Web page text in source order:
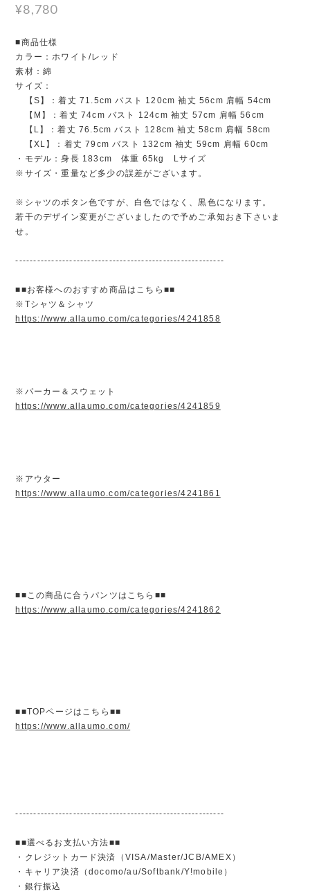
¥8,780
■商品仕様
カラー：ホワイト/レッド
素材：綿
サイズ：
【S】：着丈 71.5cm バスト 120cm 袖丈 56cm 肩幅 54cm
【M】：着丈 74cm バスト 124cm 袖丈 57cm 肩幅 56cm
【L】：着丈 76.5cm バスト 128cm 袖丈 58cm 肩幅 58cm
【XL】：着丈 79cm バスト 132cm 袖丈 59cm 肩幅 60cm
・モデル：身長 183cm 体重 65kg Lサイズ
※サイズ・重量など多少の誤差がございます。
※シャツのボタン色ですが、白色ではなく、黒色になります。
若干のデザイン変更がございましたので予めご承知おき下さいま
せ。
----------------------------------------------------------
■■お客様へのおすすめ商品はこちら■■
※Tシャツ＆シャツ
https://www.allaumo.com/categories/4241858
※パーカー＆スウェット
https://www.allaumo.com/categories/4241859
※アウター
https://www.allaumo.com/categories/4241861
■■この商品に合うパンツはこちら■■
https://www.allaumo.com/categories/4241862
■■TOPページはこちら■■
https://www.allaumo.com/
----------------------------------------------------------
■■選べるお支払い方法■■
・クレジットカード決済（VISA/Master/JCB/AMEX）
・キャリア決済（docomo/au/Softbank/Y!mobile）
・銀行振込